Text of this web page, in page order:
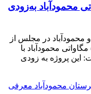
۵۰۰ مگاواتی محمودآباد به‌زودی
و محمودآباد در مجلس از
آغاز اجرای فاز نخست نیروگاه ۵۰۰ مگاواتی محمودآباد با
گفت: این پروژه به زودی